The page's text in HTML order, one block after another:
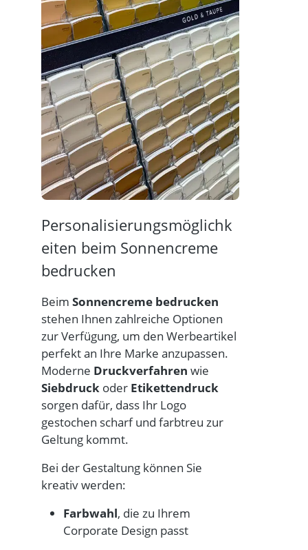
Personalisierungsmöglichk
eiten beim Sonnencreme
bedrucken
Beim Sonnencreme bedrucken
stehen Ihnen zahlreiche Optionen
zur Verfügung, um den Werbeartikel
perfekt an Ihre Marke anzupassen.
Moderne Druckverfahren wie
Siebdruck oder Etikettendruck
sorgen dafür, dass Ihr Logo
gestochen scharf und farbtreu zur
Geltung kommt.
Bei der Gestaltung können Sie
kreativ werden:
Farbwahl, die zu Ihrem
Corporate Design passt